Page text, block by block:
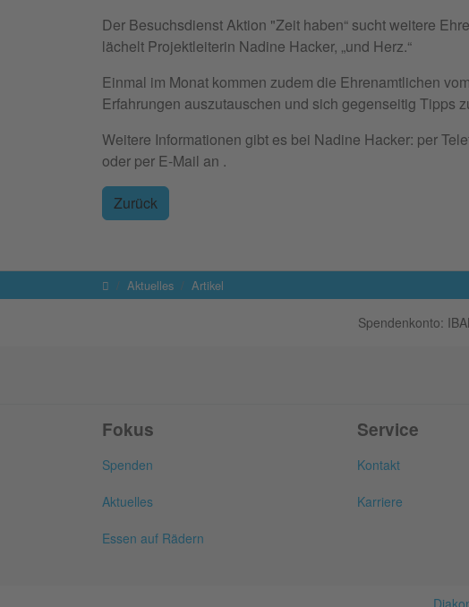
Der Besuchsdienst Aktion "Zeit haben“ sucht weitere
lächelt Projektleiterin Nadine Hacker, „und Herz.“
Einmal im Monat kommen zudem die Ehrenamtlichen
Erfahrungen auszutauschen und sich gegenseitig Tipps
Weitere Informationen gibt es bei Nadine Hacker: per
oder per E-Mail an .
Zurück
Startseite
Aktuelles Artikel
Spendenkonto:
Fokus
Spenden
Aktuelles
Essen auf Rädern
Service
Kontakt
Karriere